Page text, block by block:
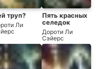
труп?
Ли
Пять красных
селедок
Дороти Ли
Сэйерс